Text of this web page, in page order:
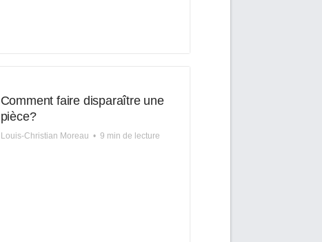
Comment faire disparaître une
pièce?
Louis-Christian Moreau • 9 min de lecture